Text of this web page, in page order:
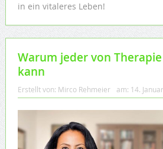
in ein vitaleres Leben!
Warum jeder von
kann
Erstellt von: Mirco Rehmeier am: 14.